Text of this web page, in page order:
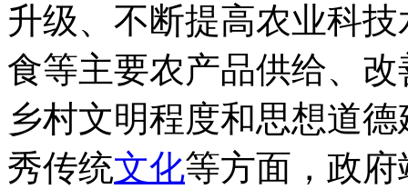
升级、不断提高农业科
食等主要农产品供给、
乡村文明程度和思想道
秀传统文化等方面，政